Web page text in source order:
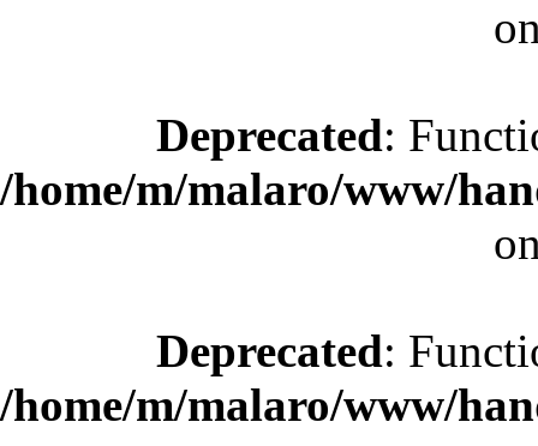
Deprecated:
/home/m/malaro/www/
Deprecated:
/home/m/malaro/www/